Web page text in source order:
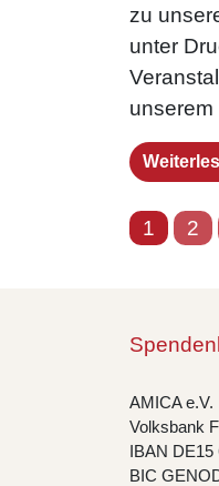
zu
unter
unserem
1 2
AMICA e.V.
Volksbank
IBAN
BIC